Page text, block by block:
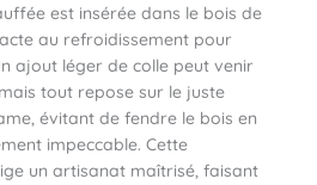
est insérée dans le bois de
au refroidissement pour
ajout léger de colle peut venir
tout repose sur le juste
évitant de fendre le bois en
impeccable. Cette
un artisanat maîtrisé, faisant